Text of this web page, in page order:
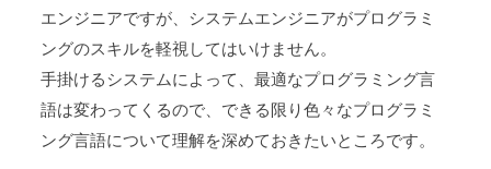
エンジニアですが、システムエンジニアがプログラミ
ングのスキルを軽視してはいけません。
手掛けるシステムによって、最適なプログラミング言
語は変わってくるので、できる限り色々なプログラミ
ング言語について理解を深めておきたいところです。